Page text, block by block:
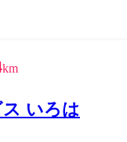
km
いろは